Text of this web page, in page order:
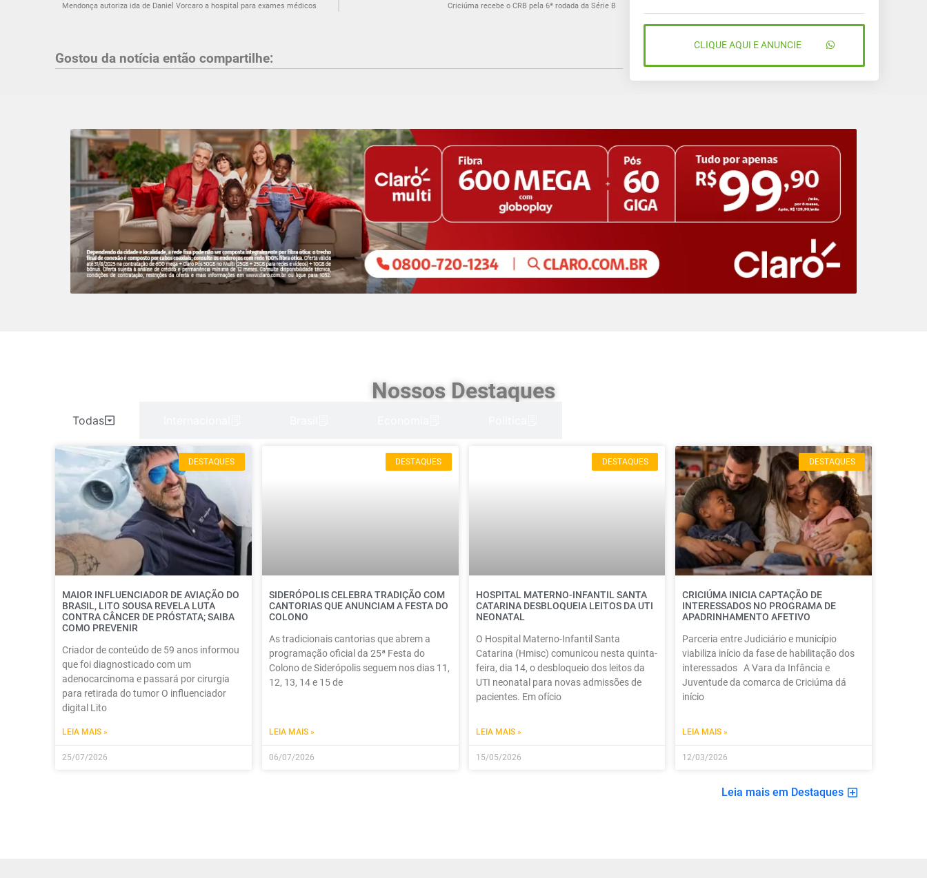
Mendonça autoriza ida de Daniel Vorcaro a hospital para exames médicos Criciúma recebe o CRB pela 6ª rodada da Série B
Gostou da notícia então compartilhe:
CLIQUE AQUI E ANUNCIE
Nossos Destaques
Todas
DESTAQUES
MAIOR INFLUENCIADOR DE AVIAÇÃO DO
BRASIL, LITO SOUSA REVELA LUTA
CONTRA CÂNCER DE PRÓSTATA; SAIBA
COMO PREVENIR
Criador de conteúdo de 59 anos informou
que foi diagnosticado com um
adenocarcinoma e passará por cirurgia
para retirada do tumor O influenciador
digital Lito
LEIA MAIS »
25/07/2026
DESTAQUES
SIDERÓPOLIS CELEBRA TRADIÇÃO COM
CANTORIAS QUE ANUNCIAM A FESTA DO
COLONO
As tradicionais cantorias que abrem a
programação oficial da 25ª Festa do
Colono de Siderópolis seguem nos dias 11,
12, 13, 14 e 15 de
LEIA MAIS »
06/07/2026
DESTAQUES
HOSPITAL MATERNO-INFANTIL SANTA
CATARINA DESBLOQUEIA LEITOS DA UTI
NEONATAL
O Hospital Materno-Infantil Santa
Catarina (Hmisc) comunicou nesta quinta-
feira, dia 14, o desbloqueio dos leitos da
UTI neonatal para novas admissões de
pacientes. Em ofício
LEIA MAIS »
15/05/2026
DESTAQUES
CRICIÚMA INICIA CAPTAÇÃO DE
INTERESSADOS NO PROGRAMA DE
APADRINHAMENTO AFETIVO
Parceria entre Judiciário e município
viabiliza início da fase de habilitação dos
interessados A Vara da Infância e
Juventude da comarca de Criciúma dá
início
LEIA MAIS »
12/03/2026
Leia mais em Destaques